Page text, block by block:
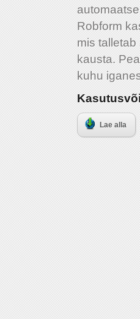
Robform
mis
kausta.
kuhu
Lae alla